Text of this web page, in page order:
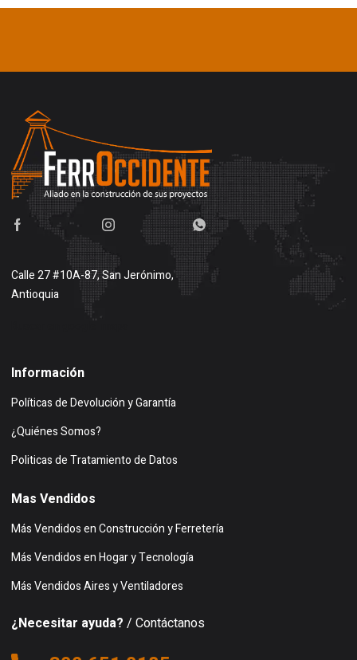
Calle 27 #10A-87, San Jerónimo,
Antioquia
Información
Políticas de Devolución y Garantía
¿Quiénes Somos?
Politicas de Tratamiento de Datos
Mas Vendidos
Más Vendidos en Construcción y Ferretería
Más Vendidos en Hogar y Tecnología
Más Vendidos Aires y Ventiladores
¿Necesitar ayuda? / Contáctanos